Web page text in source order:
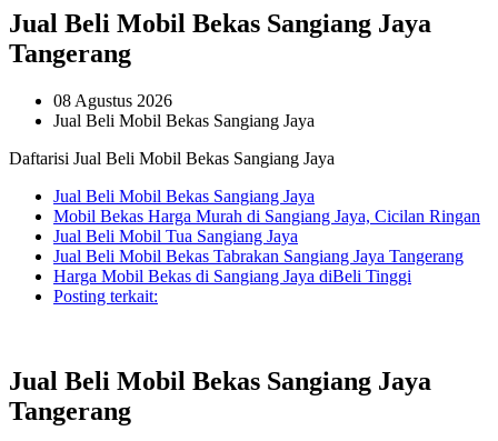
Jual Beli Mobil Bekas Sangiang Jaya
Tangerang
08 Agustus 2026
Jual Beli Mobil Bekas Sangiang Jaya
Daftarisi Jual Beli Mobil Bekas Sangiang Jaya
Jual Beli Mobil Bekas Sangiang Jaya
Mobil Bekas Harga Murah di Sangiang Jaya, Cicilan Ringan
Jual Beli Mobil Tua Sangiang Jaya
Jual Beli Mobil Bekas Tabrakan Sangiang Jaya Tangerang
Harga Mobil Bekas di Sangiang Jaya diBeli Tinggi
Posting terkait:
Jual Beli Mobil Bekas Sangiang Jaya
Tangerang